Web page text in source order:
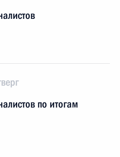
по итогам